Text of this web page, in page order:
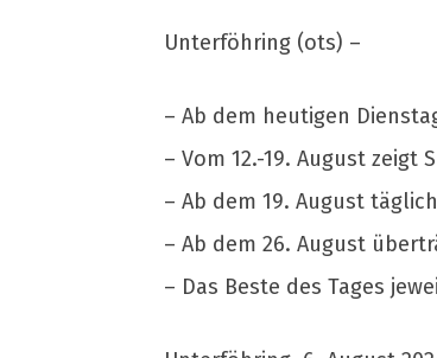
Unterföhring (ots) –
– Ab dem heutigen
– Vom 12.-19. August zeigt
– Ab dem 19. August
– Ab dem 26. August
– Das Beste des Tages